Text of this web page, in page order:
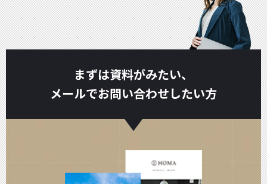
まずは資料がみたい、
メールでお問い合わせしたい方